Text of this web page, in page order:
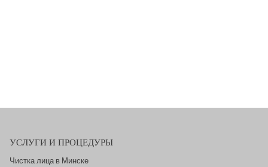
УСЛУГИ И ПРОЦЕДУРЫ
Чистка лица в Минске